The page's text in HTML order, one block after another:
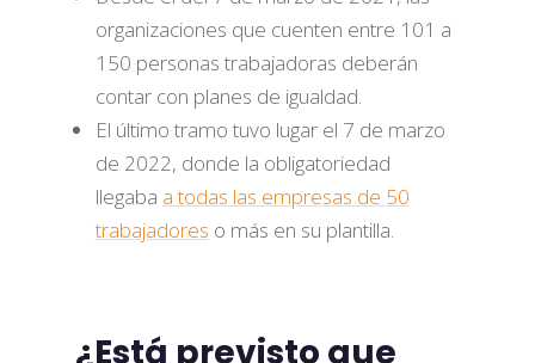
organizaciones que cuenten entre 101 a
150 personas trabajadoras deberán
contar con planes de igualdad.
El último tramo tuvo lugar el 7 de marzo
de 2022, donde la obligatoriedad
llegaba a todas las empresas de 50
trabajadores o más en su plantilla.
¿Está previsto que